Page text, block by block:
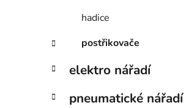
hadice
postřikovače
elektro nářadí
pneumatické nářadí